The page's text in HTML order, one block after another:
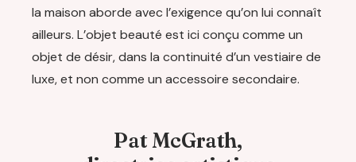
la maison aborde avec l’exigence qu’on lui connaît
ailleurs. L’objet beauté est ici conçu comme un
objet de désir, dans la continuité d’un vestiaire de
luxe, et non comme un accessoire secondaire.
Pat McGrath,